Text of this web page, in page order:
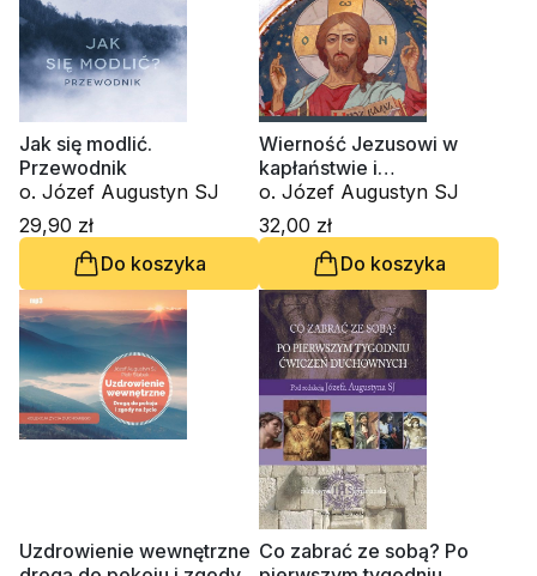
Jak się modlić.
Przewodnik
o. Józef Augustyn SJ
29,90 zł
Do koszyka
Wierność Jezusowi w
kapłaństwie i
małżeństwie. Rozmowy i
komentarze
o. Józef Augustyn SJ
32,00 zł
Do koszyka
Uzdrowienie wewnętrzne Co zabrać ze sobą? Po